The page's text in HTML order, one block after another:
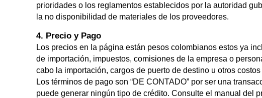
prioridades o los reglamentos establecidos por la autoridad
la no disponibilidad de materiales de los proveedores.
4. Precio y Pago
Los precios en la página están pesos colombianos estos ya
de importación, impuestos, comisiones de la empresa o
cabo la importación, cargos de puerto de destino u otros
Los términos de pago son “DE CONTADO” por ser una
puede generar ningún tipo de crédito. Consulte el manual del